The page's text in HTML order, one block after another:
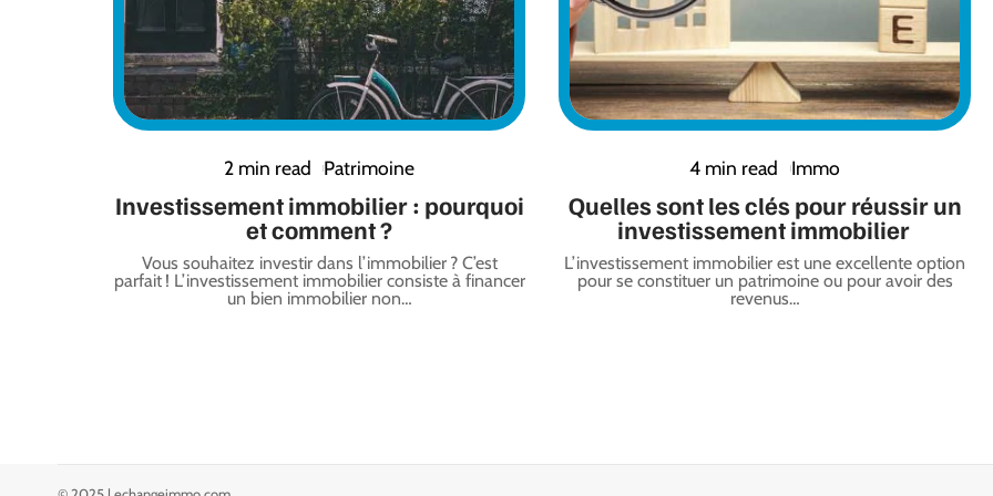
2 min read Patrimoine
Investissement immobilier : pourquoi
et comment ?
Vous souhaitez investir dans l’immobilier ? C’est
parfait ! L’investissement immobilier consiste à financer
un bien immobilier non…
4 min read Immo
Quelles sont les clés pour réussir un
investissement immobilier
L’investissement immobilier est une excellente option
pour se constituer un patrimoine ou pour avoir des
revenus…